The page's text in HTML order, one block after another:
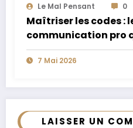
Le Mal Pensant 0
Maîtriser les codes :
communication pro
confiance
7 Mai 2026
LAISSER UN